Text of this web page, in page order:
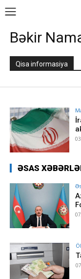
Bəkir
Qisa informasiya
ƏSAS